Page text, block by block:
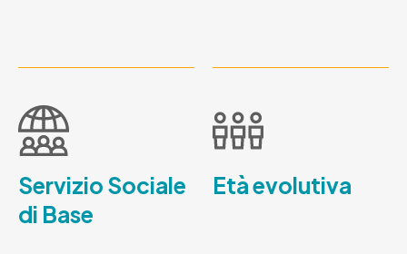
Servizio Sociale
di Base
Età evolutiva